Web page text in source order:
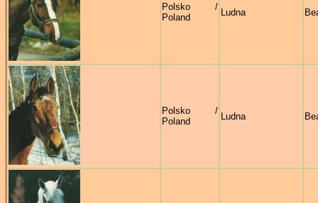
Polsko /
Poland
Ludna
Polsko /
Poland
Ludna